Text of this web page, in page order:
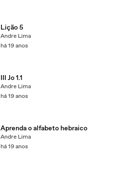
Lição 5
Andre Lima
há 19 anos
III Jo 1.1
Andre Lima
há 19 anos
Aprenda o alfabeto hebraico
Andre Lima
há 19 anos